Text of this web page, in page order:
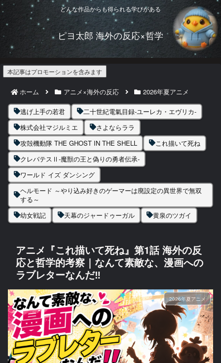
どんな作品からも得られる学びがある
ピヨ太郎 海外の反応×哲学
本記事はプロモーションを含みます
ホーム アニメ×海外の反応 2026年夏アニメ
逃げ上手の若君
二十世紀電氣目録-ユーレカ・エヴリカ-
株式会社マジルミエ
さよならララ
攻殻機動隊 THE GHOST IN THE SHELL
これ描いて死ね
クレバテスⅡ-魔獣の王と偽りの勇者伝承-
ワールド イズ ダンシング
ヘルモード ～やり込み好きのゲーマーは廃設定の異世界で無双
する～
幼女戦記
天幕のジャードゥーガル 黄泉のツガイ
アニメ『これ描いて死ね』第1話 海外の反
応と哲学的考察｜なんて素敵な、漫画への
ラブレターなんだ‼
2026年夏アニメ